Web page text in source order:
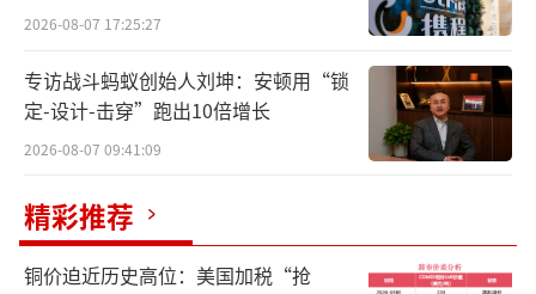
以第三季度为例，百悦泽®全球销售额总计
49.14亿元，同比增长91.1%，在血液肿瘤领域
进一步巩固领导地位；百泽安®的销售额总计1
1.69亿元，同比增长11.7%。
2026-08-07 17:25:27
专访战斗蚂蚁创始人刘坤：安顿用“锁
定-设计-击穿”跑出10倍增长
2026-08-07 09:41:09
精彩推荐
铜价迫近历史高位：美国加税“抢